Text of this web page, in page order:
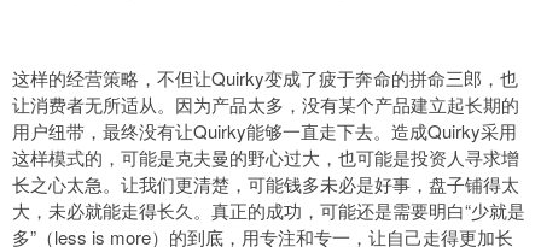
这样的经营策略，不但让Quirky变成了疲于奔命的拼命三郎，也
让消费者无所适从。因为产品太多，没有某个产品建立起长期的
用户纽带，最终没有让Quirky能够一直走下去。造成Quirky采用
这样模式的，可能是克夫曼的野心过大，也可能是投资人寻求增
长之心太急。让我们更清楚，可能钱多未必是好事，盘子铺得太
大，未必就能走得长久。真正的成功，可能还是需要明白“少就是
多”（less is more）的到底，用专注和专一，让自己走得更加长